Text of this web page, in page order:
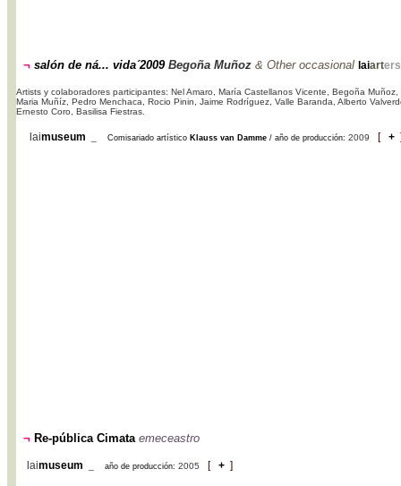
¬ salón de ná... vida´2009 Begoña Muñoz & Other occasional laiarters
Artists y colaboradores participantes: Nel Amaro, María Castellanos Vicente, Begoña
Maria Muñíz, Pedro Menchaca, Rocio Pinin, Jaime Rodríguez, Valle Baranda, Alberto
Ernesto Coro, Basilisa Fiestras.
laimuseum Comisariado artístico Klauss van Damme / año de producción: 2009 [ +
¬ Re-pública Cimata emeceastro
laimuseum año de producción: 2005 [ + ]